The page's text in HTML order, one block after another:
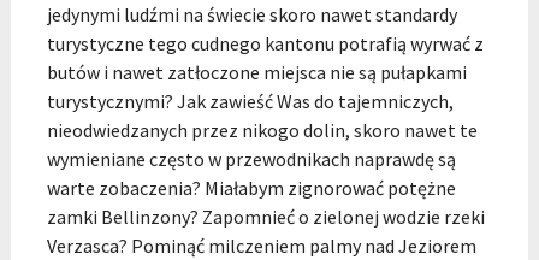
jedynymi ludźmi na świecie skoro nawet standardy
turystyczne tego cudnego kantonu potrafią wyrwać z
butów i nawet zatłoczone miejsca nie są pułapkami
turystycznymi? Jak zawieść Was do tajemniczych,
nieodwiedzanych przez nikogo dolin, skoro nawet te
wymieniane często w przewodnikach naprawdę są
warte zobaczenia? Miałabym zignorować potężne
zamki Bellinzony? Zapomnieć o zielonej wodzie rzeki
Verzasca? Pominąć milczeniem palmy nad Jeziorem